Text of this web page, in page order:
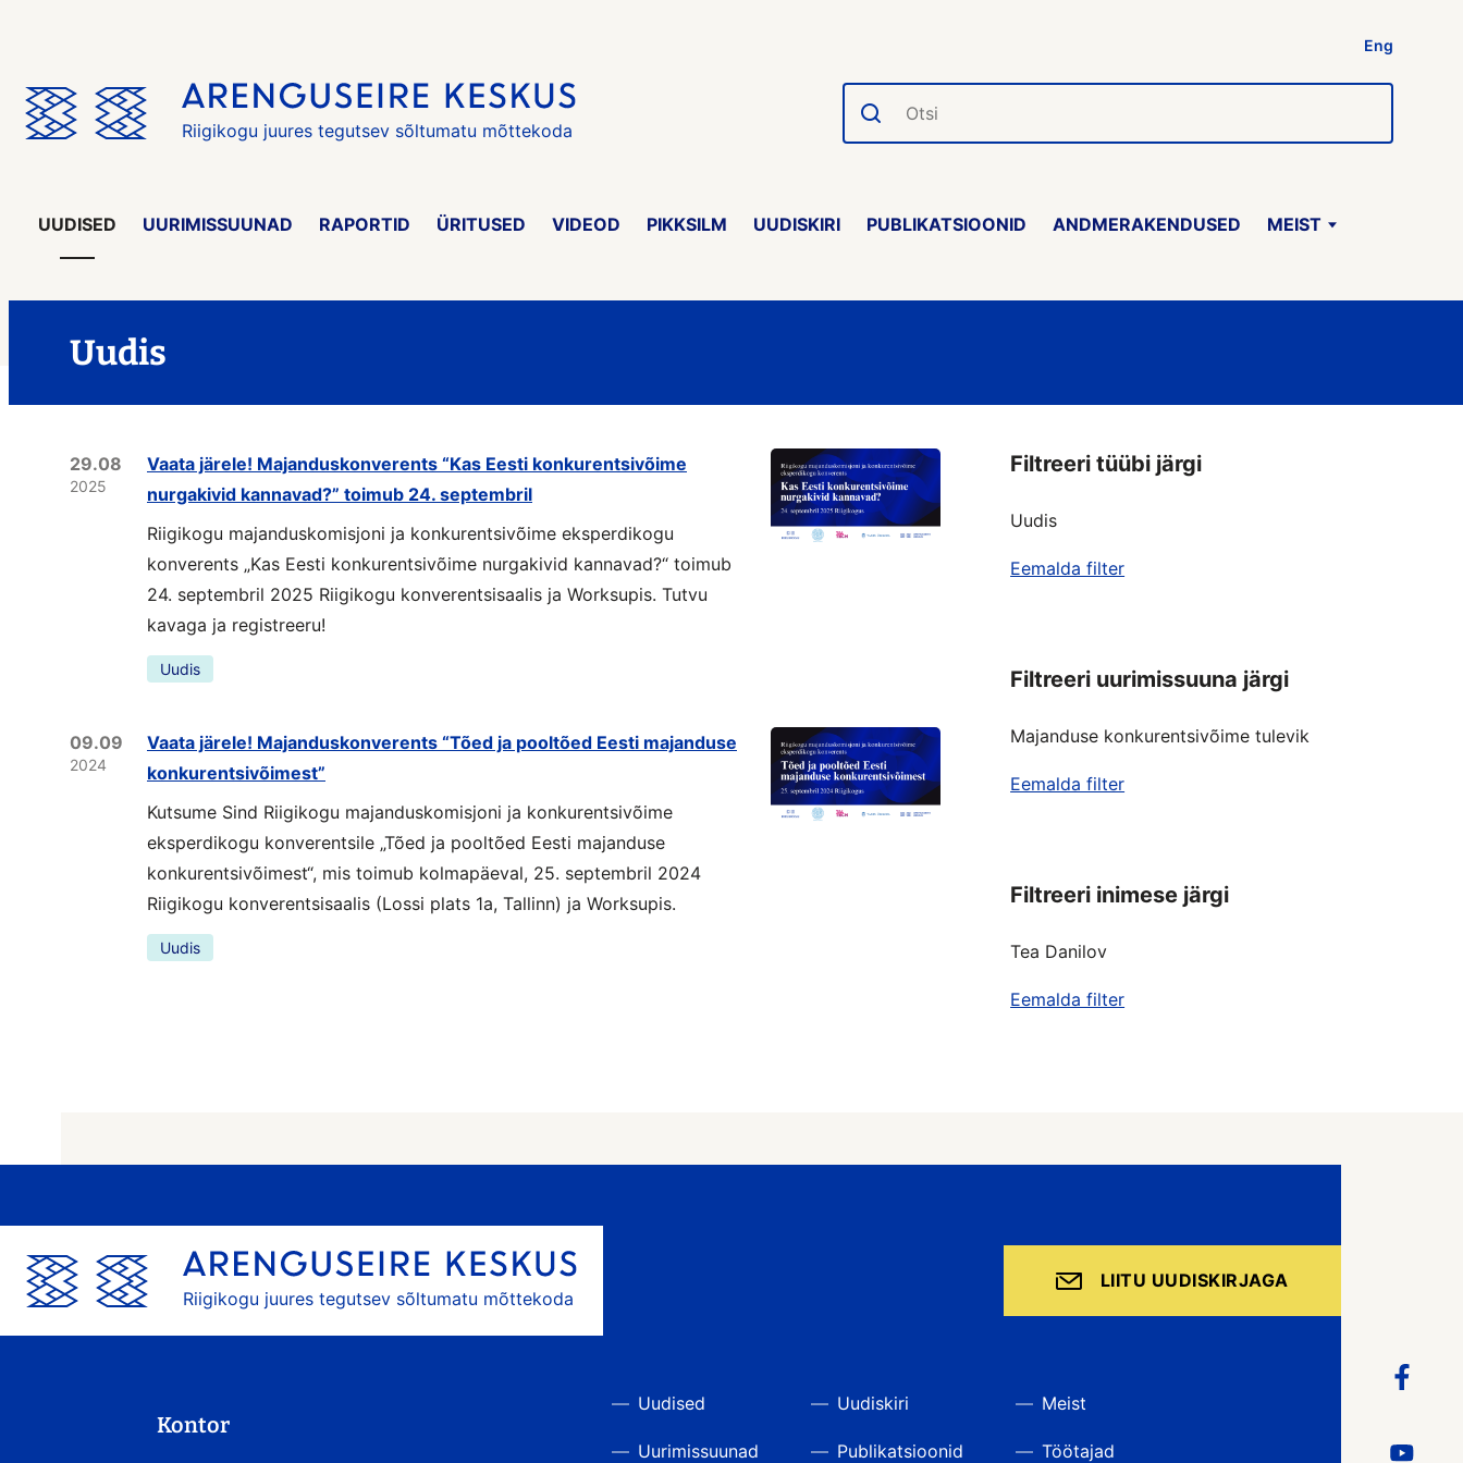
Eng
Riigikogu juures tegutsev sõltumatu mõttekoda
Otsi
UUDISED UURIMISSUUNAD RAPORTID ÜRITUSED VIDEOD PIKKSILM UUDISKIRI PUBLIKATSIOONID ANDMERAKENDUSED MEIST
Uudis
29.08
2025
Vaata järele! Majanduskonverents “Kas Eesti konkurentsivõime
nurgakivid kannavad?” toimub 24. septembril
Riigikogu majanduskomisjoni ja konkurentsivõime eksperdikogu
konverents „Kas Eesti konkurentsivõime nurgakivid kannavad?“ toimub
24. septembril 2025 Riigikogu konverentsisaalis ja Worksupis. Tutvu
kavaga ja registreeru!
Uudis
09.09
2024
Vaata järele! Majanduskonverents “Tõed ja pooltõed Eesti majanduse
konkurentsivõimest”
Kutsume Sind Riigikogu majanduskomisjoni ja konkurentsivõime
eksperdikogu konverentsile „Tõed ja pooltõed Eesti majanduse
konkurentsivõimest“, mis toimub kolmapäeval, 25. septembril 2024
Riigikogu konverentsisaalis (Lossi plats 1a, Tallinn) ja Worksupis.
Uudis
Filtreeri tüübi järgi
Uudis
Eemalda filter
Filtreeri uurimissuuna järgi
Majanduse konkurentsivõime tulevik
Eemalda filter
Filtreeri inimese järgi
Tea Danilov
Eemalda filter
Riigikogu juures tegutsev sõltumatu mõttekoda
LIITU UUDISKIRJAGA
Kontor
Uudised
Uurimissuunad
Uudiskiri
Publikatsioonid
Meist
Töötajad